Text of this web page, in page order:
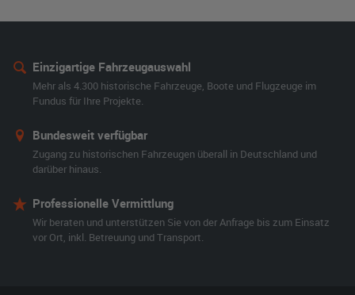
Einzigartige Fahrzeugauswahl
Mehr als 4.300 historische Fahrzeuge, Boote und Flugzeuge im
Fundus für Ihre Projekte.
Bundesweit verfügbar
Zugang zu historischen Fahrzeugen überall in Deutschland und
darüber hinaus.
Professionelle Vermittlung
Wir beraten und unterstützen Sie von der Anfrage bis zum Einsatz
vor Ort, inkl. Betreuung und Transport.